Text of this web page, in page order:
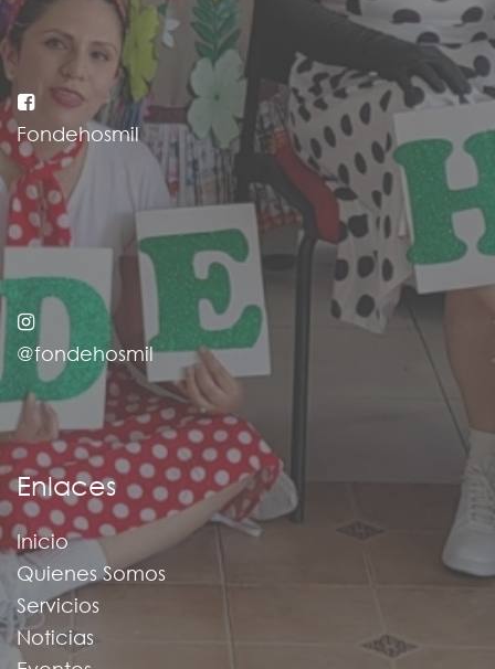
Fondehosmil
@fondehosmil
Enlaces
Inicio
Quienes Somos
Servicios
Noticias